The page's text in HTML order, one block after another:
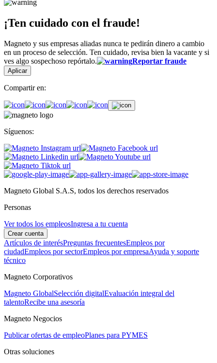
¡Ten cuidado con el fraude!
Magneto y sus empresas aliadas nunca te pedirán dinero a cambio
en un proceso de selección. Ten cuidado, revisa bien la vacante y si
ves algo sospechoso repórtalo.
Reportar fraude
Aplicar
Compartir en:
Síguenos:
Magneto Global S.A.S, todos los derechos reservados
Personas
Ver todos los empleosIngresa a tu cuenta
Crear cuenta
Artículos de interésPreguntas frecuentesEmpleos por
ciudadEmpleos por sectorEmpleos por empresaAyuda y soporte
técnico
Magneto Corporativos
Magneto GlobalSelección digitalEvaluación integral del
talentoRecibe una asesoría
Magneto Negocios
Publicar ofertas de empleoPlanes para PYMES
Otras soluciones